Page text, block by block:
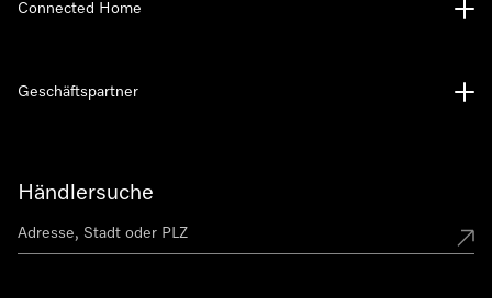
Händlersuche
Connected Home
Geschäftspartner